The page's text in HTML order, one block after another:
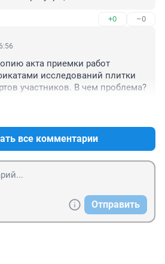
+0 –0
акта приемки работ
исследований плитки
участников. В чем проблема?
все комментарии
Отправить